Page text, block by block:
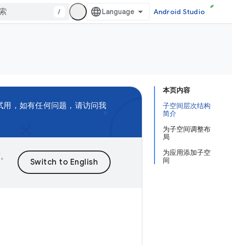
/ Android Studio
本页内容
子空间层次结构
简介
为子空间调整布
局
为应用添加子空
间
，如有任何问题，请访问我